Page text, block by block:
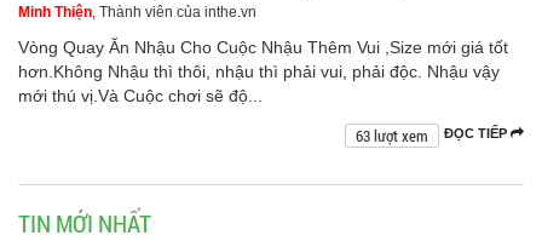
Minh Thiện, Thành viên của inthe.vn
Vòng Quay Ăn Nhậu Cho Cuộc Nhậu Thêm Vui ,Size mới giá tốt
hơn.Không Nhậu thì thôi, nhậu thì phải vui, phải độc. Nhậu vậy
mới thú vị.Và Cuộc chơi sẽ độ...
ĐỌC TIẾP
63 lượt xem
TIN MỚI NHẤT